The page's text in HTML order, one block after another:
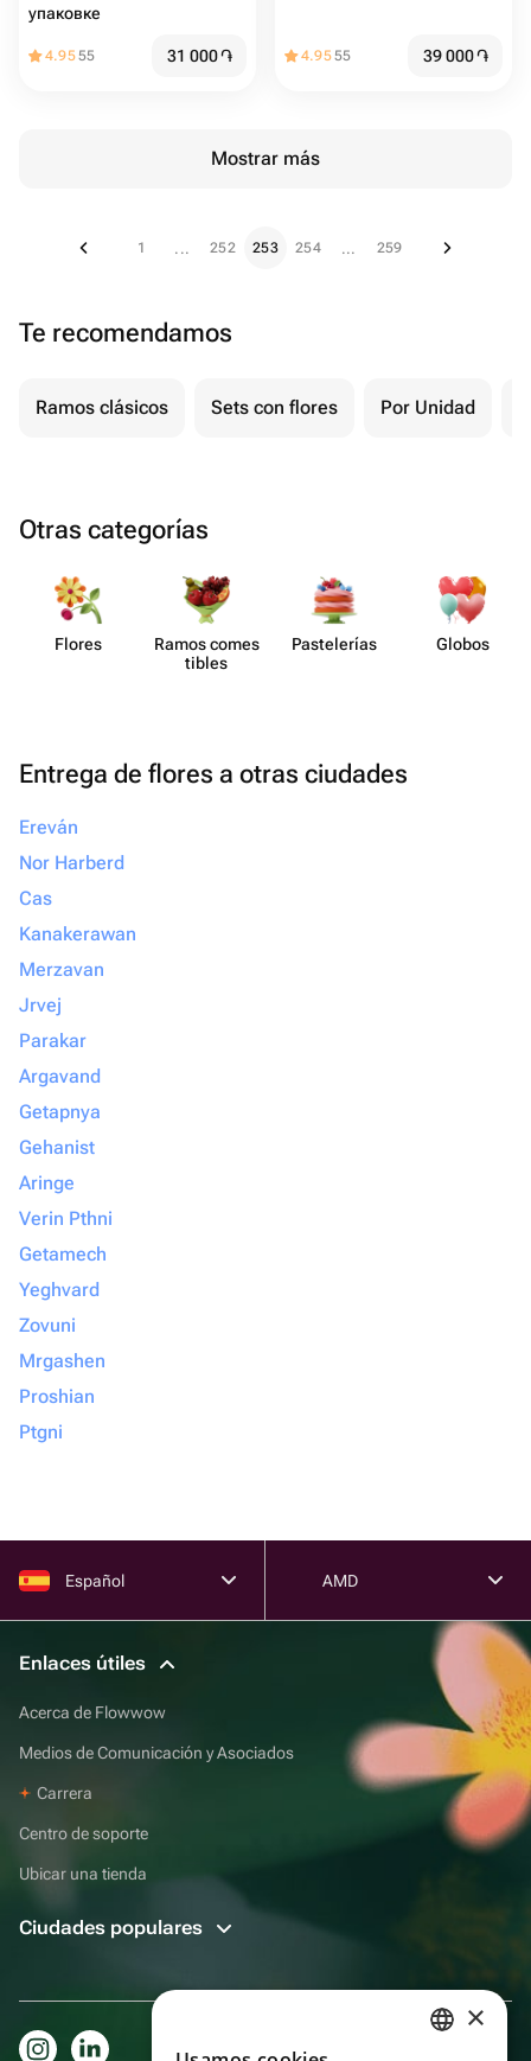
упаковке
4.9555 31 000֏ 4.9555 39 000֏
Mostrar más
1 ... 252 253 254 ... 259
Te recomendamos
Ramos clásicos Sets con flores Por Unidad
Otras categorías
Flores
Ramos comes​
tibles
Paste​lerías Globos
Entrega de flores a otras ciudades
Ereván
Nor Harberd
Cas
Kanakerawan
Merzavan
Jrvej
Parakar
Argavand
Getapnya
Gehanist
Aringe
Verin Pthni
Getamech
Yeghvard
Zovuni
Mrgashen
Proshian
Ptgni
Español AMD
Enlaces útiles
Acerca de Flowwow
Medios de Comunicación y Asociados
Carrera
Centro de soporte
Ubicar una tienda
Ciudades populares
×